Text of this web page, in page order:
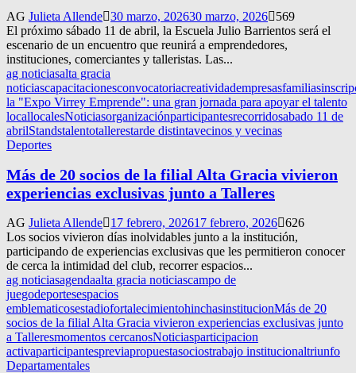
AG Julieta Allende 30 marzo, 202630 marzo, 2026
569
El próximo sábado 11 de abril, la Escuela Julio Barrientos será el
escenario de un encuentro que reunirá a emprendedores,
instituciones, comerciantes y talleristas. Las...
ag noticiasalta gracia
noticiascapacitacionesconvocatoriacreatividadempresasfamilias
la "Expo Virrey Emprende": una gran jornada para apoyar el talento
locallocalesNoticiasorganizaciónparticipantesrecorridosabado 11 de
abrilStandstalentotallerestarde distintavecinos y vecinas
Deportes
Más de 20 socios de la filial Alta Gracia vivieron
experiencias exclusivas junto a Talleres
AG Julieta Allende 17 febrero, 202617 febrero, 2026 626
Los socios vivieron días inolvidables junto a la institución,
participando de experiencias exclusivas que les permitieron conocer
de cerca la intimidad del club, recorrer espacios...
ag noticiasagendaalta gracia noticiascampo de
juegodeportesespacios
emblematicosestadiofortalecimientohinchasinstitucionMás de 20
socios de la filial Alta Gracia vivieron experiencias exclusivas junto
a Talleresmomentos cercanosNoticiasparticipacion
activaparticipantespreviapropuestasociostrabajo institucionaltriunfo
Departamentales